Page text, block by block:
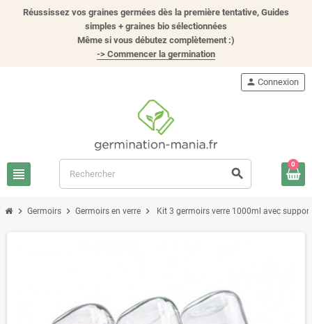
Réussissez vos graines germées dès la première tentative, Guides
simples + graines bio sélectionnées
Même si vous débutez complètement :)
-> Commencer la germination
view_headline search
person Connexion
0
chevron_right Germoirs chevron_right Germoirs en verre chevron_right Kit 3 germoirs verre 1000ml avec